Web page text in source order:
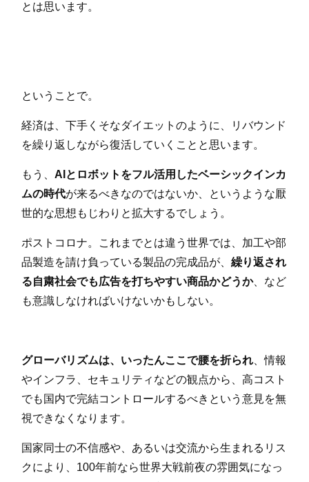
とは思います。
ということで。
経済は、下手くそなダイエットのように、リバウンド
を繰り返しながら復活していくことと思います。
もう、AIとロボットをフル活用したベーシックインカ
ムの時代が来るべきなのではないか、というような厭
世的な思想もじわりと拡大するでしょう。
ポストコロナ。これまでとは違う世界では、加工や部
品製造を請け負っている製品の完成品が、繰り返され
る自粛社会でも広告を打ちやすい商品かどうか、など
も意識しなければいけないかもしない。
グローバリズムは、いったんここで腰を折られ 、情報
やインフラ、セキュリティなどの観点から、高コスト
でも国内で完結コントロールするべきという意見を無
視できなくなります。
国家同士の不信感や、あるいは交流から生まれるリス
クにより、100年前なら世界大戦前夜の雰囲気になっ